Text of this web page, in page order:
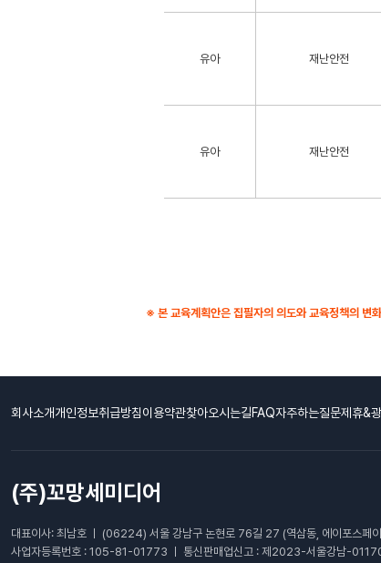
유아 재난안전
유아 재난안전
※ 본 교육계획안은 집필자의 의도와 교육정책의 변
회사소개개인정보취급방침이용약관찾아오시는길FAQ자주하는질문제휴&
(주)꼬망세미디어
대표이사: 최남호 ㅣ (06224) 서울 강남구 논현로 76길 27 (역삼동, 에이포스페
사업자등록번호 : 105-81-01773 ㅣ 통신판매업신고 : 제2023-서울강남-